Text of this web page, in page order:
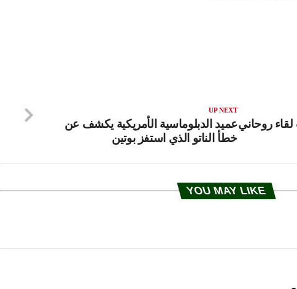
UP NEXT
عميد الدبلوماسية الأمريكية يكشف عن
خطأ الناتو الذي استفز بوتين
روحاني
YOU MAY LIKE